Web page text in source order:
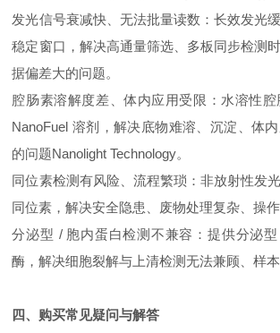
发光信号衰减快、无法批量读数：长效发光
稳定窗口，解决高通量筛选、多板同步检测
据偏差大的问题。
腔肠素溶解度差、体内应用受限：水溶性腔
NanoFuel 溶剂，解决底物难溶、沉淀、体
的问题Nanolight Technology。
同位素检测有风险、流程繁琐：非放射性发
同位素，解决安全隐患、废物处理复杂、操作
分泌型 / 胞内蛋白检测不兼容：提供分泌
酶，解决细胞裂解与上清检测无法兼顾、样本
四、购买常见疑问与解答